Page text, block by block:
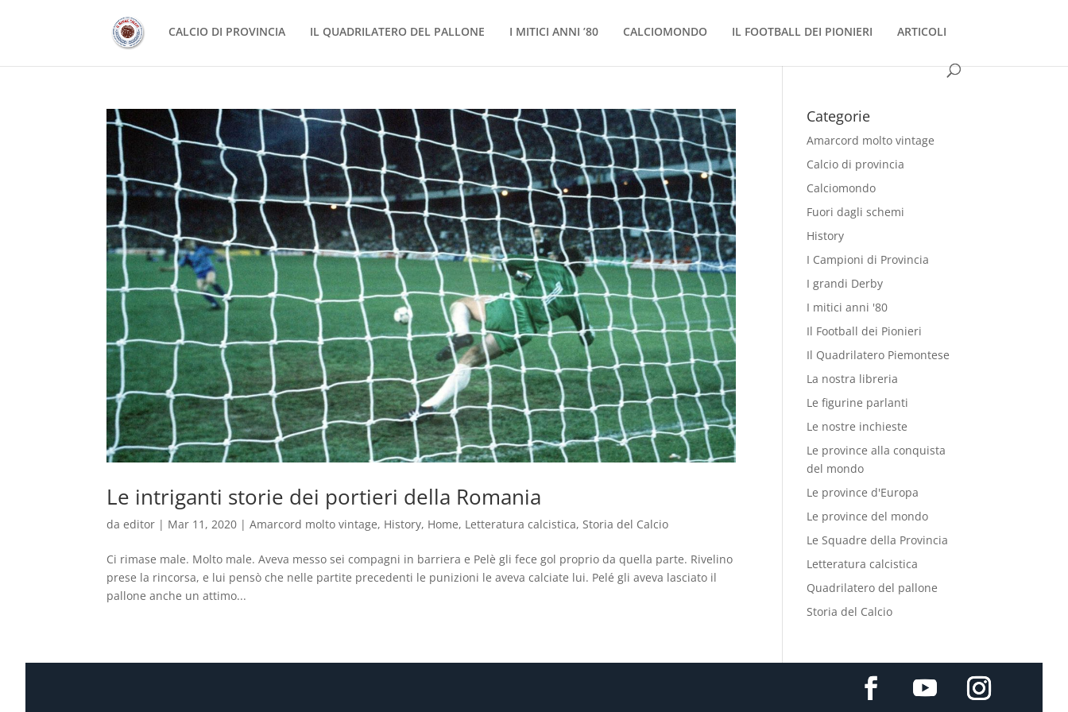
CALCIO DI PROVINCIA IL QUADRILATERO DEL PALLONE I MITICI ANNI ’80 CALCIOMONDO IL FOOTBALL DEI PIONIERI ARTICOLI
Le intriganti storie dei portieri della Romania
daeditor | Mar 11, 2020 |Amarcord molto vintage, History, Home, Letteratura calcistica,Storia del Calcio
Ci rimase male. Molto male. Aveva messo sei compagni in barriera e Pelè gli fece gol proprio da quella parte. Rivelino
prese la rincorsa, e lui pensò che nelle partite precedenti le punizioni le aveva calciate lui. Pelé gli aveva lasciato il
pallone anche un attimo...
Categorie
Amarcord molto vintage
Calcio di provincia
Calciomondo
Fuori dagli schemi
History
I Campioni di Provincia
I grandi Derby
I mitici anni '80
Il Football dei Pionieri
Il Quadrilatero Piemontese
La nostra libreria
Le figurine parlanti
Le nostre inchieste
Le province alla conquista
del mondo
Le province d'Europa
Le province del mondo
Le Squadre della Provincia
Letteratura calcistica
Quadrilatero del pallone
Storia del Calcio